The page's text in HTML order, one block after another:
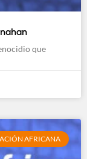
que
AFRICANA